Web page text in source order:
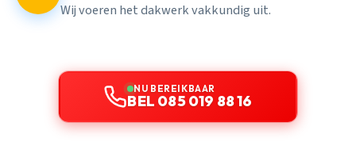
Wij voeren het dakwerk vakkundig uit.
NU BEREIKBAAR
BEL 085 019 88 16